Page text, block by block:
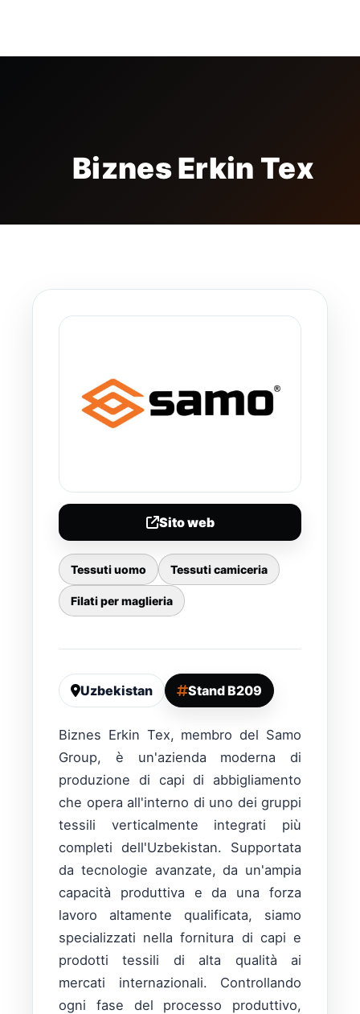
Biznes Erkin Tex
Sito web
Tessuti uomo Tessuti camiceria
Filati per maglieria
Uzbekistan Stand B209
Biznes Erkin Tex, membro del Samo
Group, è un'azienda moderna di
produzione di capi di abbigliamento
che opera all'interno di uno dei gruppi
tessili verticalmente integrati più
completi dell'Uzbekistan. Supportata
da tecnologie avanzate, da un'ampia
capacità produttiva e da una forza
lavoro altamente qualificata, siamo
specializzati nella fornitura di capi e
prodotti tessili di alta qualità ai
mercati internazionali. Controllando
ogni fase del processo produttivo,